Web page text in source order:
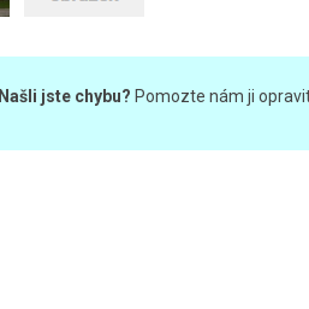
Našli jste chybu? Pomozte nám ji